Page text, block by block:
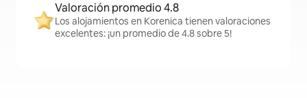
Valoración promedio 4.8
Los alojamientos en Korenica tienen valoraciones
excelentes: ¡un promedio de 4.8 sobre 5!